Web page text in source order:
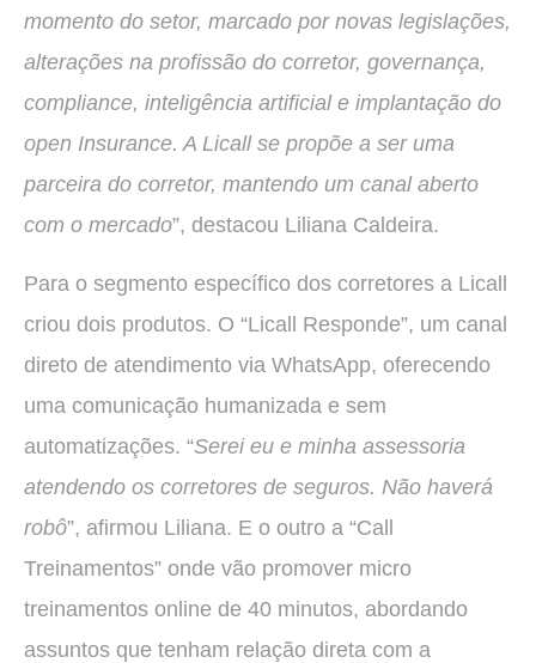
momento do setor, marcado por novas legislações,
alterações na profissão do corretor, governança,
compliance, inteligência artificial e implantação do
open Insurance. A Licall se propõe a ser uma
parceira do corretor, mantendo um canal aberto
com o mercado”, destacou Liliana Caldeira.
Para o segmento específico dos corretores a Licall
criou dois produtos. O “Licall Responde”, um canal
direto de atendimento via WhatsApp, oferecendo
uma comunicação humanizada e sem
automatizações. “Serei eu e minha assessoria
atendendo os corretores de seguros. Não haverá
robô”, afirmou Liliana. E o outro a “Call
Treinamentos” onde vão promover micro
treinamentos online de 40 minutos, abordando
assuntos que tenham relação direta com a